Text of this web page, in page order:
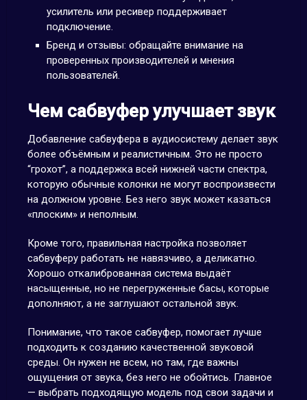
усилитель или ресивер поддерживает
подключение.
Бренд и отзывы: обращайте внимание на
проверенных производителей и мнения
пользователей.
Чем сабвуфер улучшает звук
Добавление сабвуфера в аудиосистему делает звук
более объёмным и реалистичным. Это не просто
“грохот”, а поддержка всей нижней части спектра,
которую обычные колонки не могут воспроизвести
на должном уровне. Без него звук может казаться
«плоским» и неполным.
Кроме того, правильная настройка позволяет
сабвуферу работать не навязчиво, а деликатно.
Хорошо откалиброванная система выдаёт
насыщенные, но не перегруженные басы, которые
дополняют, а не заглушают остальной звук.
Понимание, что такое сабвуфер, помогает лучше
подходить к созданию качественной звуковой
среды. Он нужен не всем, но там, где важны
ощущения от звука, без него не обойтись. Главное
— выбрать подходящую модель под свои задачи и